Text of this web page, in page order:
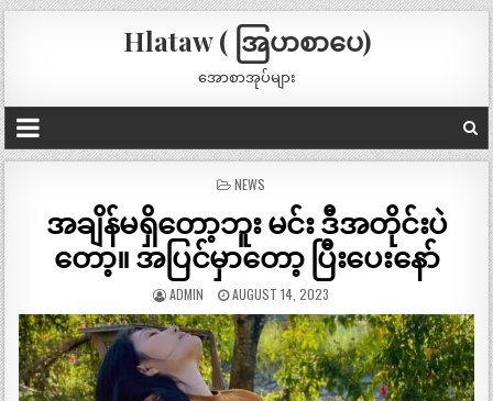
Hlataw ( အြပာစာပေ)
အောစာအုပ်များ
POSTED
NEWS
အချိန်မရှိတော့ဘူး မင်း ဒီအတိုင်းပဲ
တော့။ အပြင်မှာတော့ ပြီးပေးနော်
ADMIN AUGUST 14, 2023